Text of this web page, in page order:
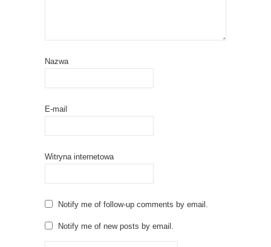
Nazwa
E-mail
Witryna internetowa
Notify me of follow-up comments by email.
Notify me of new posts by email.